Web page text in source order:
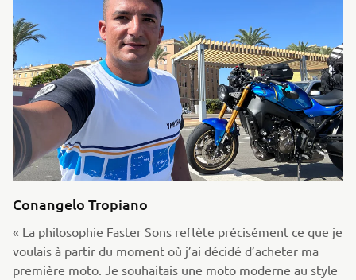
Conangelo Tropiano
« La philosophie Faster Sons reflète précisément ce que je
voulais à partir du moment où j’ai décidé d’acheter ma
première moto. Je souhaitais une moto moderne au style